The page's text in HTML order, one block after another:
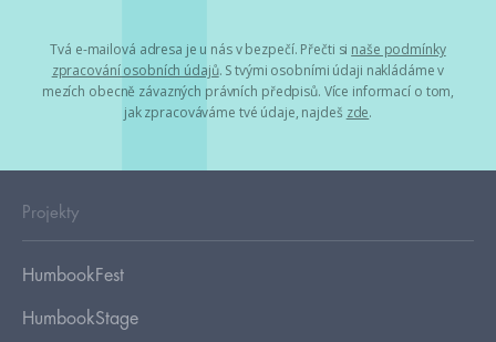
Tvá e-mailová adresa je u nás v bezpečí. Přečti si naše podmínky
zpracování osobních údajů. S tvými osobními údaji nakládáme v
mezích obecně závazných právních předpisů. Více informací o tom,
jak zpracováváme tvé údaje, najdeš zde.
Projekty
HumbookFest
HumbookStage